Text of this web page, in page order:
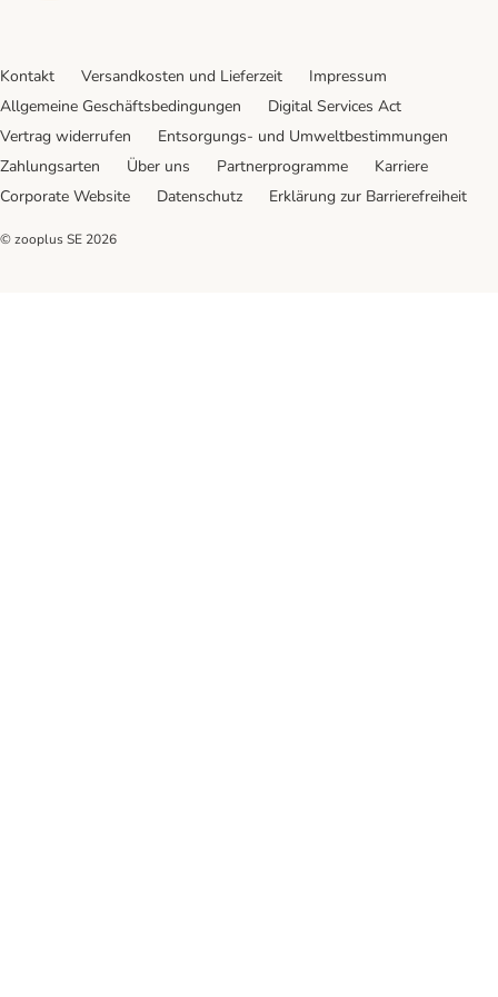
Kontakt Versandkosten und Lieferzeit
Impressum
Allgemeine Geschäftsbedingungen
Digital Services Act
Vertrag widerrufen
Entsorgungs- und Umweltbestimmungen
Zahlungsarten
Über uns Partnerprogramme
Karriere
Corporate Website
Datenschutz Erklärung zur Barrierefreiheit
© zooplus SE 2026